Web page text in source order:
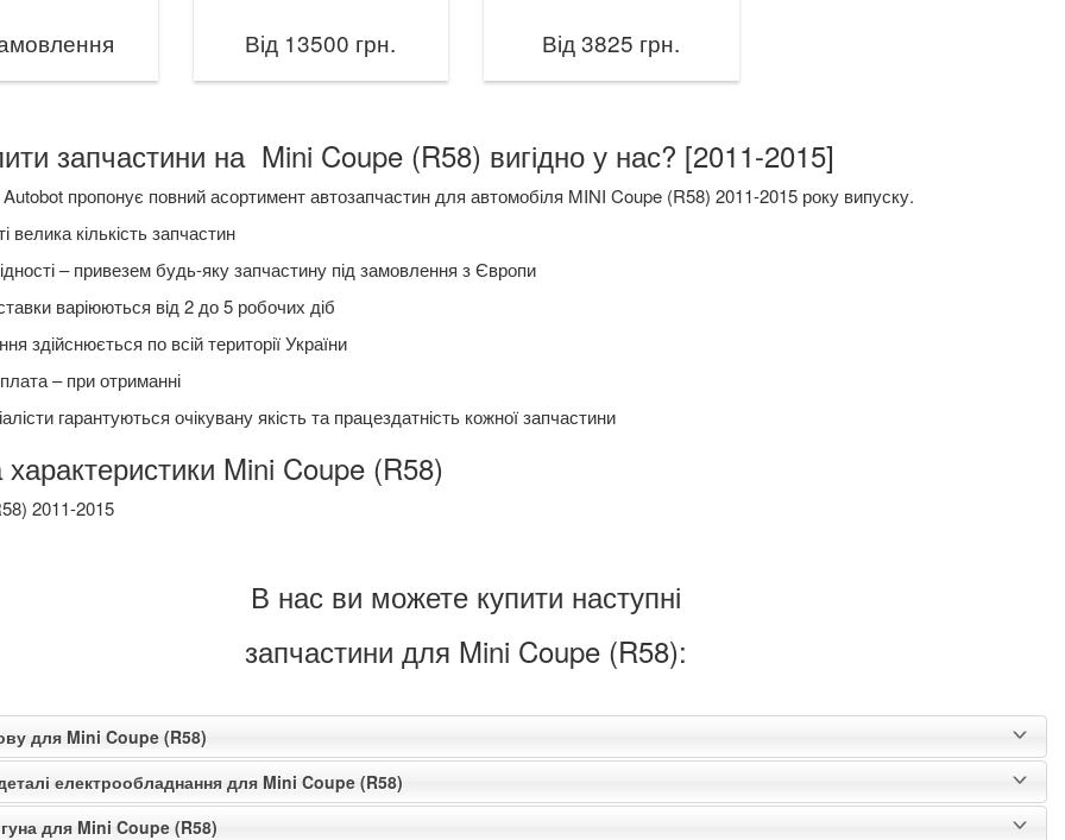
Від 13500 грн. Від 3825 грн.
запчастини на Mini Coupe (R58) вигідно у нас? [2011-2015]
пропонує повний асортимент автозапчастин для автомобіля MINI Coupe (R58) 2011-2015 року випуску.
велика кількість запчастин
– привезем будь-яку запчастину під замовлення з Європи
варіюються від 2 до 5 робочих діб
здійснюється по всій території України
– при отриманні
гарантуються очікувану якість та працездатність кожної запчастини
Mini Coupe (R58)
2011-2015
В нас ви можете купити наступні
запчастини для Mini Coupe (R58):
для Mini Coupe (R58)
електрообладнання для Mini Coupe (R58)
для Mini Coupe (R58)